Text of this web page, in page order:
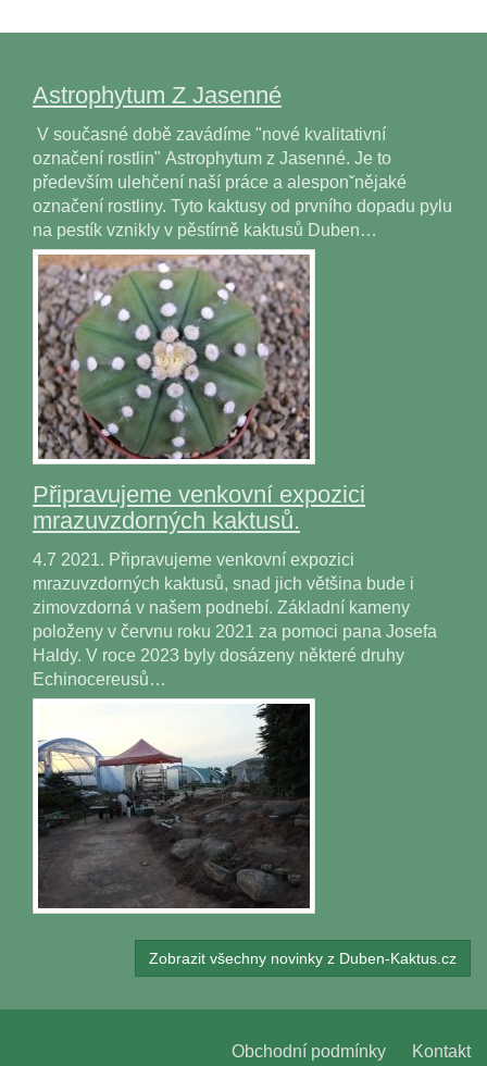
Astrophytum Z Jasenné
V současné době zavádíme "nové kvalitativní
označení rostlin" Astrophytum z Jasenné. Je to
především ulehčení naší práce a alesponˇnějaké
označení rostliny. Tyto kaktusy od prvního dopadu pylu
na pestík vznikly v pěstírně kaktusů Duben…
Připravujeme venkovní expozici
mrazuvzdorných kaktusů.
4.7 2021. Připravujeme venkovní expozici
mrazuvzdorných kaktusů, snad jich většina bude i
zimovzdorná v našem podnebí. Základní kameny
položeny v červnu roku 2021 za pomoci pana Josefa
Haldy. V roce 2023 byly dosázeny některé druhy
Echinocereusů…
Zobrazit všechny novinky z Duben-Kaktus.cz
Obchodní podmínky Kontakt